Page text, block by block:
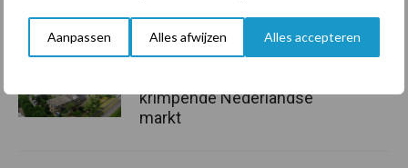
Aanpassen Alles afwijzen Alles accepteren
ForFarmers ziet volume en
krimpende Nederlandse
markt